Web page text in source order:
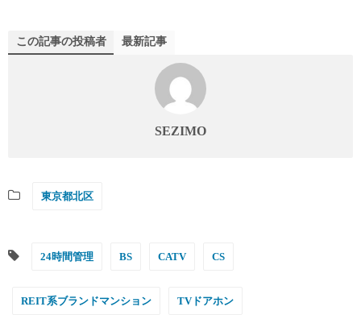
この記事の投稿者 最新記事
SEZIMO
東京都北区
24時間管理 BS CATV CS
REIT系ブランドマンション TVドアホン